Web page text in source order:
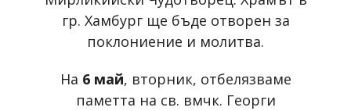
гр. Хамбург ще бъде отворен за
поклониение и молитва.
На 6 май, вторник, отбелязваме
паметта на св. вмчк. Георги